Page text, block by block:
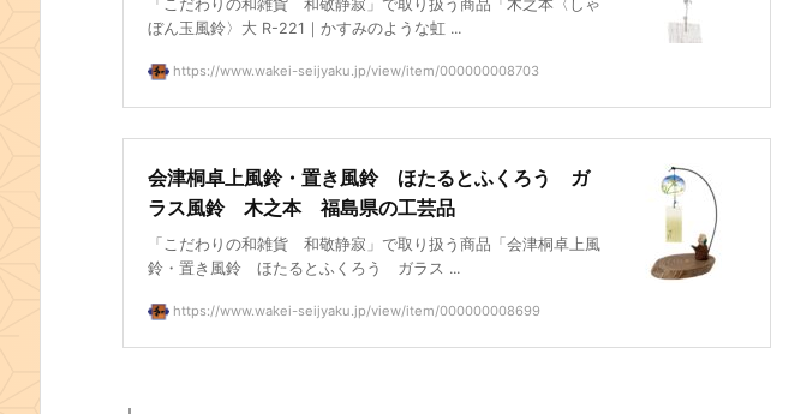
「こだわりの和雑貨 和敬静寂」で取り扱う商品「木之本〈しゃ
ぼん玉風鈴〉大 R-221｜かすみのような虹 ...
https://www.wakei-seijyaku.jp/view/item/000000008703
会津桐卓上風鈴・置き風鈴 ほたるとふくろう ガ
ラス風鈴 木之本 福島県の工芸品
「こだわりの和雑貨 和敬静寂」で取り扱う商品「会津桐卓上風
鈴・置き風鈴 ほたるとふくろう ガラス ...
https://www.wakei-seijyaku.jp/view/item/000000008699